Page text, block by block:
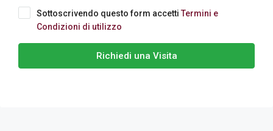
Sottoscrivendo questo form accetti Termini e
Condizioni di utilizzo
Richiedi una Visita